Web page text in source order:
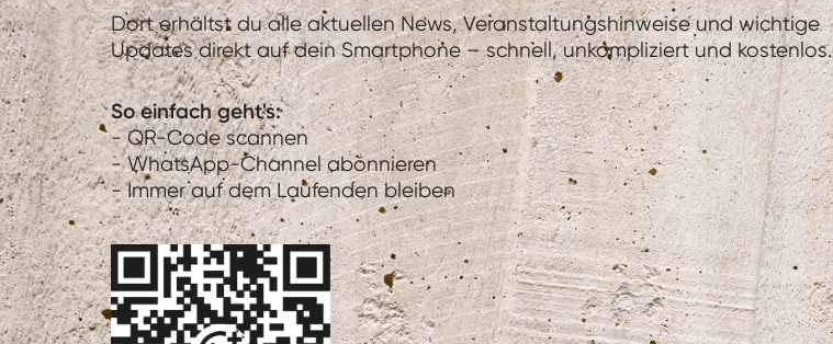
Dort erhältst du alle aktuellen News, Veranstaltungshinweise und wichtige
Updates direkt auf dein Smartphone – schnell, unkompliziert und kostenlos.
So einfach geht's:
- QR-Code scannen
- WhatsApp-Channel abonnieren
- Immer auf dem Laufenden bleiben